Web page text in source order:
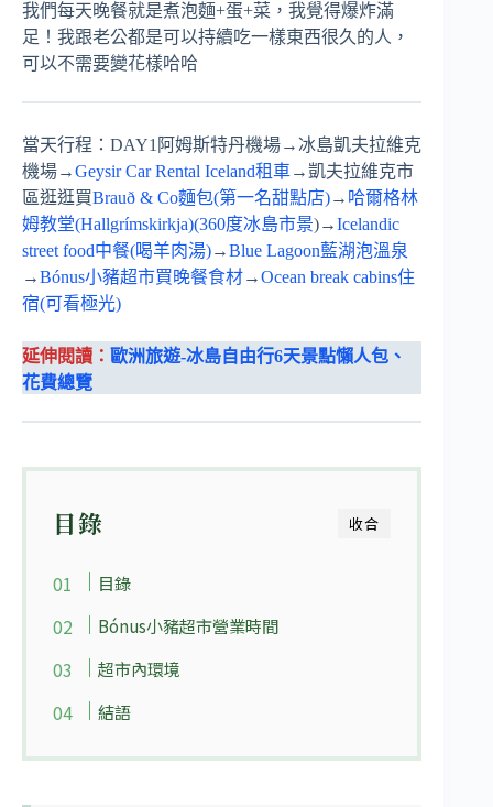
我們每天晚餐就是煮泡麵+蛋+菜，我覺得爆炸滿
足！我跟老公都是可以持續吃一樣東西很久的人，
可以不需要變花樣哈哈
當天行程：DAY1阿姆斯特丹機場→冰島凱夫拉維克
機場→Geysir Car Rental Iceland租車→凱夫拉維克市
區逛逛買Brauð & Co麵包(第一名甜點店)→ 哈爾格林
姆教堂(Hallgrímskirkja)(360度冰島市景)→Icelandic
street food中餐(喝羊肉湯)→Blue Lagoon藍湖泡溫泉
→Bónus小豬超市買晚餐食材→Ocean break cabins住
宿(可看極光)
延伸閱讀： 歐洲旅遊-冰島自由行6天景點懶人包、
花費總覽
收合
目錄
目錄
Bónus小豬超市營業時間
超市內環境
結語